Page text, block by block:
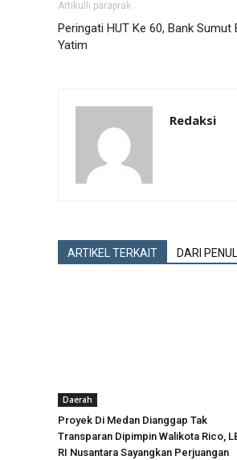
Artikulli paraprak
Peringati HUT Ke 60, Bank
Yatim
Redaksi
ARTIKEL TERKAIT DARI
Daerah
Proyek Di Medan Dianggap Tak
Transparan Dipimpin Walikota Rico,
RI Nusantara Sayangkan Perjuangan